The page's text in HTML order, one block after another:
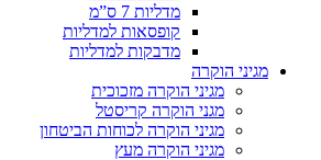
מדליות 7 ס”מ
קופסאות למדליות
מדבקות למדליות
מגיני הוקרה
מגיני הוקרה מזכוכית
מגני הוקרה קריסטל
מגיני הוקרה לכוחות הביטחון
מגיני הוקרה מעץ